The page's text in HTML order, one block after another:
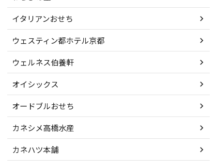
イタリアンおせち
ウェスティン都ホテル京都
ウェルネス伯養軒
オイシックス
オードブルおせち
カネシメ高橋水産
カネハツ本舗